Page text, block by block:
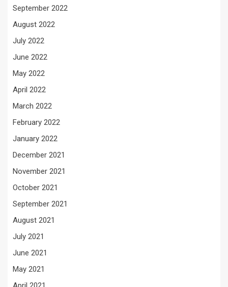
September 2022
August 2022
July 2022
June 2022
May 2022
April 2022
March 2022
February 2022
January 2022
December 2021
November 2021
October 2021
September 2021
August 2021
July 2021
June 2021
May 2021